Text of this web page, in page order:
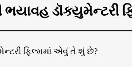
ભયાવહ ડૉક્યુમેન્ટરી
ફિલ્મમાં એવું તે શું છે?